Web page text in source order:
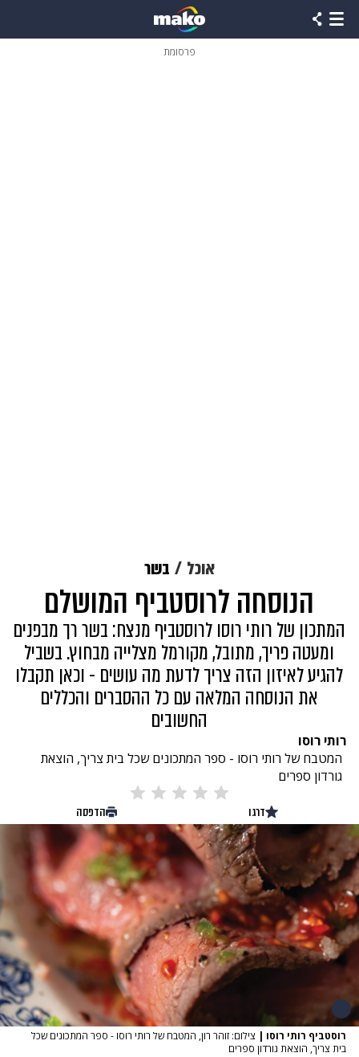
פרסומת
אוכל בשר
הנוסחה לרוסטביף המושלם
המתכון של רותי רוסו לרוסטביף מנצח: בשר רך מבפנים
ומעטה פריך, מתובל, מקורמל מצלייה מבחוץ. בשביל
להגיע לאיזון הזה צריך לדעת מה עושים - וכאן תקבלו
את הנוסחה המלאה עם כל ההסברים והכללים
החשובים
רותי רוסו
המטבח של רותי רוסו - ספר המתכונים שכל בית צריך, הוצאת
גורדון ספרים
דרגו הדפסה
רוסטביף רותי רוסו | צילום: זוהר רון, המטבח של רותי רוסו - ספר המתכונים שכל
בית צריך, הוצאת גורדון ספרים